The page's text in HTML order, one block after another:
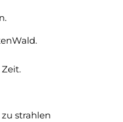
strahlen